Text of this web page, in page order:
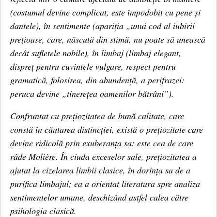
(costumul devine complicat, este împodobit cu pene și
dantele), în sentimente (apariția „unui cod al iubirii
prețioase, care, născută din stimă, nu poate să unească
decât sufletele nobile), în limbaj (limbaj elegant,
dispreț pentru cuvintele vulgare, respect pentru
gramatică, folosirea, din abundență, a perifrazei:
peruca devine „tinerețea oamenilor bătrâni”).
Confruntat cu prețiozitatea de bună calitate, care
constă în căutarea distincției, există o prețiozitate care
devine ridicolă prin exuberanța sa: este cea de care
râde Molière. În ciuda exceselor sale, prețiozitatea a
ajutat la cizelarea limbii clasice, în dorința sa de a
purifica limbajul; ea a orientat literatura spre analiza
sentimentelor umane, deschizând astfel calea către
psihologia clasică.